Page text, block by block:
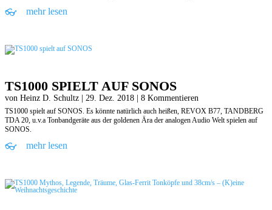
mehr lesen
TS1000 SPIELT AUF SONOS
von Heinz D. Schultz 29. Dez. 2018 | 8 Kommentieren
TS1000 spielt auf SONOS. Es könnte natürlich auch heißen, REVOX B77, TANDBERG
TDA 20, u.v.a Tonbandgeräte aus der goldenen Ära der analogen Audio Welt spielen auf
SONOS.
mehr lesen